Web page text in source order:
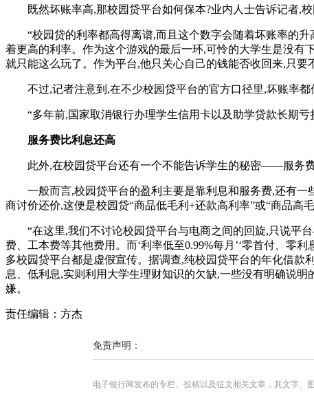
既然坏账率高,那校园贷平台如何保本?业内人士告诉记者,校
“校园贷的利率都高得离谱,而且这个数字会随着坏账率的升
着更高的利率。作为这个游戏的最后一环,可怜的大学生是没有
就只能这么玩了。作为平台,他只关心自己的钱能否收回来,只要
不过,记者注意到,在不少校园贷平台的官方口径里,坏账率都
“多年前,国家取消银行办理学生信用卡以及助学贷款长期亏
服务费比利息还高
此外,在校园贷平台还有一个不能告诉学生的秘密——服务费
一般而言,校园贷平台的盈利主要是靠利息和服务费,还有一
商讨价还价,这便是校园贷“商品低毛利+还款高利率”或“商品高
“在这里,我们不讨论校园贷平台与电商之间的回旋,只说平台
费、工本费等其他费用。而‘利率低至0.99%每月’‘零首付、零
多校园贷平台都是虚假宣传。据调查,纯校园贷平台的年化借款
息、低利息,实则利用大学生理财知识的欠缺,一些没有明确说
嫌。
责任编辑：方杰
免责声明：
电子银行网发布的专栏、投稿以及征文相关文章，其文字、